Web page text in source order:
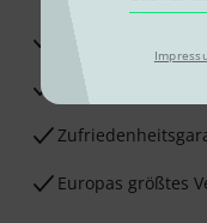
Beratung durch
Europas größtes